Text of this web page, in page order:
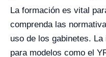
La formación es vital
comprenda las
uso de los gabinetes.
para modelos como el